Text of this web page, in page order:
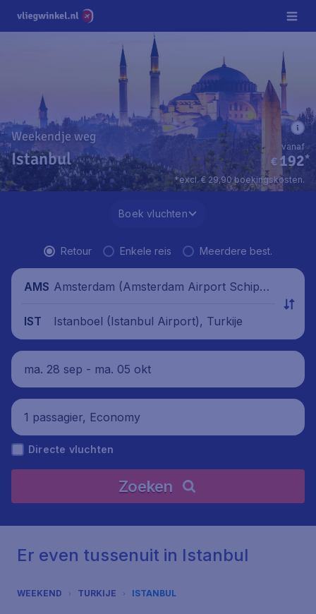
Weekendje weg
Istanbul € 192*
vanaf
*excl. € 29,90 boekingskosten.
Boek vluchten
Retour Enkele reis Meerdere best.
AMS Amsterdam (Amsterdam Airport Schipho
IST
Istanboel (Istanbul Airport), Turkije
ma. 28 sep - ma. 05 okt
1 passagier, Economy
Directe vluchten
Zoeken
Er even tussenuit in Istanbul
WEEKEND TURKIJE ISTANBUL